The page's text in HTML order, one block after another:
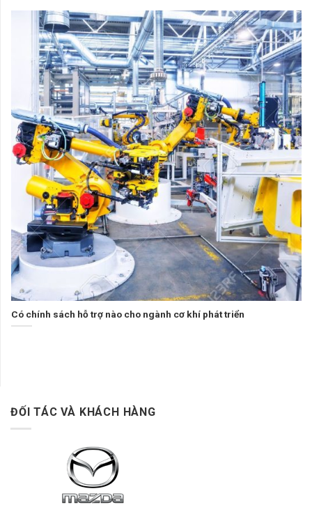
Có chính sách hỗ trợ nào cho ngành cơ khí phát triển
ĐỐI TÁC VÀ KHÁCH HÀNG